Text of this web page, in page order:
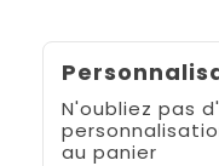
N'oubliez pas
au panier